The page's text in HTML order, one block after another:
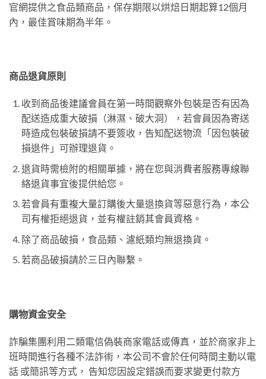
官網提供之食品類商品，保存期限以烘焙日期起算12個月
內，最佳賞味期為半年。
商品退貨原則
收到商品後建議會員在第一時間觀察外包裝是否有因為
配送造成重大破損（淋濕、破大洞），若會員因為寄送
時造成包裝破損請不要簽收，告知配送物流「因包裝破
損退件」可辦理退貨。
退貨時需檢附的相關單據，將在您與消費者服務專線聯
絡退貨事宜後提供給您。
若會員有重複大量訂購後大量退換貨等惡意行為，本公
司有權拒絕退貨，並有權註銷其會員資格。
除了商品破損，食品類、濾紙類均無退換貨。
若商品破損請於三日內聯繫。
購物資金安全
詐騙集團利用二類電信偽裝商家電話或傳真，並於商家非上
班時間進行各種不法詐術，本公司不會於任何時間主動以電
話 或簡訊等方式， 告知您因設定錯誤而要求變更付款方